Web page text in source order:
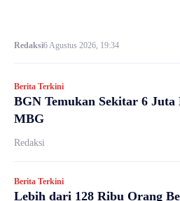
Redaksi6 Agustus 2026, 19:34
Berita Terkini
BGN Temukan Sekitar 6 Juta
MBG
Redaksi
Berita Terkini
Lebih dari 128 Ribu Orang